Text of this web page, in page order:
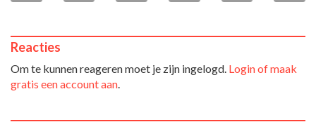
Reacties
Om te kunnen reageren moet je zijn ingelogd. Login of maak
gratis een account aan